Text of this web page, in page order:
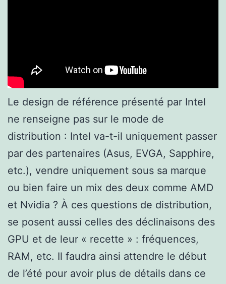
Le design de référence présenté par Intel
ne renseigne pas sur le mode de
distribution : Intel va-t-il uniquement passer
par des partenaires (Asus, EVGA, Sapphire,
etc.), vendre uniquement sous sa marque
ou bien faire un mix des deux comme AMD
et Nvidia ? À ces questions de distribution,
se posent aussi celles des déclinaisons des
GPU et de leur « recette » : fréquences,
RAM, etc. Il faudra ainsi attendre le début
de l’été pour avoir plus de détails dans ce